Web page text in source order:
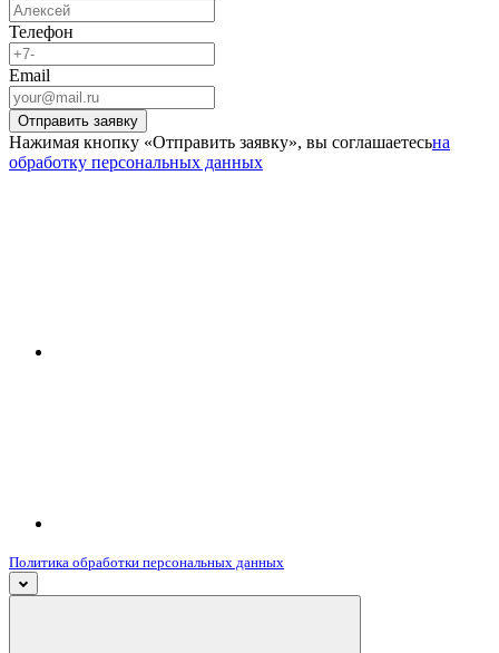
Телефон
Email
Отправить заявку
Нажимая кнопку «Отправить заявку», вы соглашаетесьна
обработку персональных данных
Политика обработки персональных данных